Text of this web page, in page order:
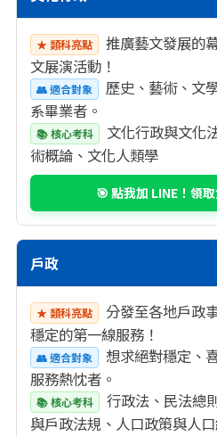
★ 類科亮點
推廣藝文發展的
文展演活動！
👥 適合對象
歷史、藝術、文
系畢業者。
📚 核心考科
文化行政與文化
術概論、文化人類學
🎯 點我加 LINE！領
戶政
★ 類科亮點
分發至各地戶政
穩定的第一線服務！
👥 適合對象
想求絕對穩定、
服務熱忱者。
📚 核心考科
行政法、民法總
與戶政法規、人口政策與人